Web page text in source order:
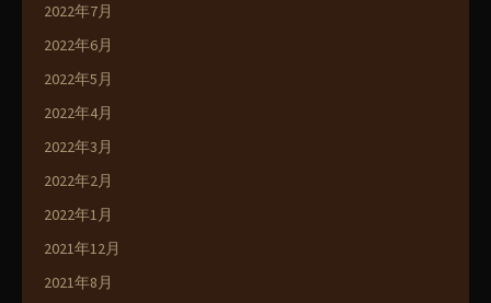
2022年7月
2022年6月
2022年5月
2022年4月
2022年3月
2022年2月
2022年1月
2021年12月
2021年8月